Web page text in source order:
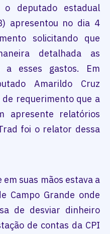
deputado estadual
apresentou no dia 4
solicitando que
detalhada as
a esses gastos. Em
Amarildo Cruz
requerimento que a
apresente relatórios
foi o relator dessa
suas mãos estava a
Campo Grande onde
de desviar dinheiro
de contas da CPI